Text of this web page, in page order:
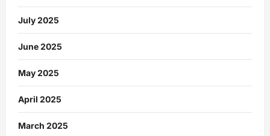
July 2025
June 2025
May 2025
April 2025
March 2025